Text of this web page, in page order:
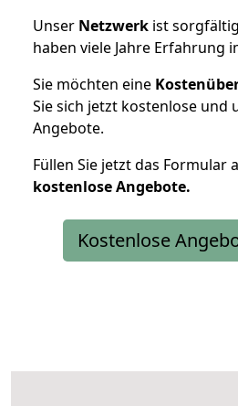
Unser Netzwerk ist
haben viele Jahre Erfahrung
Sie möchten eine
Sie sich jetzt kostenlose und
Angebote.
Füllen Sie jetzt das Formular
kostenloseAngebote.
Kostenlose